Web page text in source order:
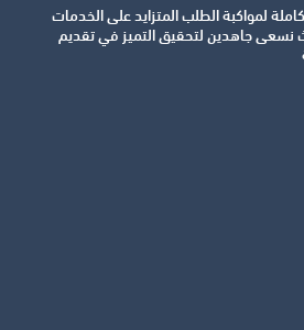
لمواكبة الطلب المتزايد على الخدمات
نسعى جاهدين لتحقيق التميز في تقديم